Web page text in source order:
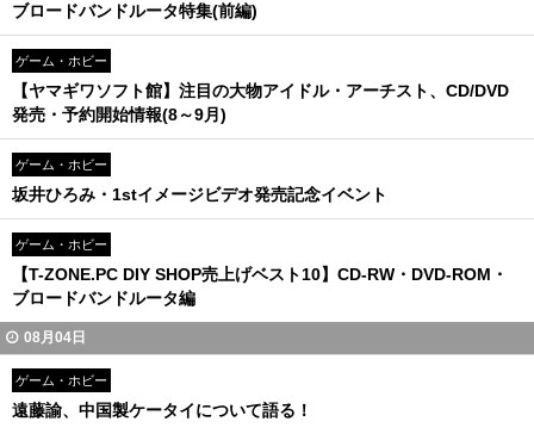
ブロードバンドルータ特集(前編)
ゲーム・ホビー
【ヤマギワソフト館】注目の大物アイドル・アーチスト、CD/DVD
発売・予約開始情報(8～9月)
ゲーム・ホビー
坂井ひろみ・1stイメージビデオ発売記念イベント
ゲーム・ホビー
【T-ZONE.PC DIY SHOP売上げベスト10】CD-RW・DVD-ROM・
ブロードバンドルータ編
08月04日
ゲーム・ホビー
遠藤諭、中国製ケータイについて語る！